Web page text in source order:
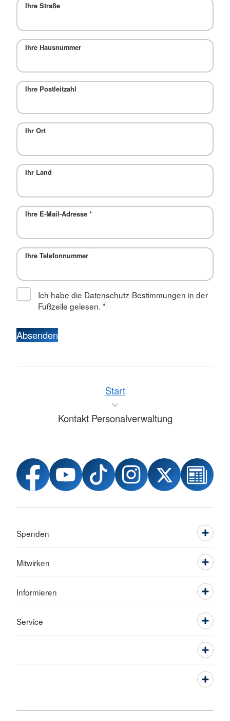
Ihre Straße
Ihre Hausnummer
Ihre Postleitzahl
Ihr Ort
Ihr Land
Ihre E-Mail-Adresse *
Ihre Telefonnummer
Ich habe die Datenschutz-Bestimmungen in der
Fußzeile gelesen. *
Absenden
Start
Kontakt Personalverwaltung
Spenden
Mitwirken
Informieren
Service